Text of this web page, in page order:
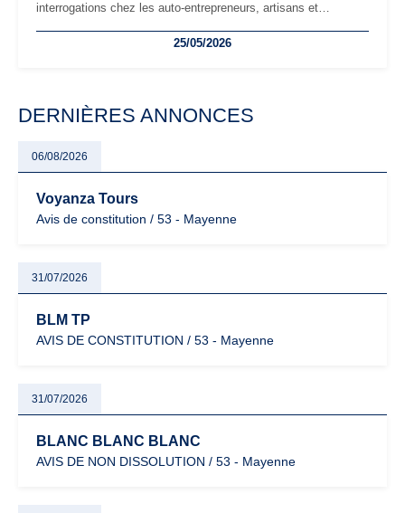
interrogations chez les auto-entrepreneurs, artisans et
facturation ou risque de bascule vers la TVA : les règles
25/05/2026
DERNIÈRES ANNONCES
06/08/2026
Voyanza Tours
Avis de constitution / 53 - Mayenne
31/07/2026
BLM TP
AVIS DE CONSTITUTION / 53 - Mayenne
31/07/2026
BLANC BLANC BLANC
AVIS DE NON DISSOLUTION / 53 - Mayenne